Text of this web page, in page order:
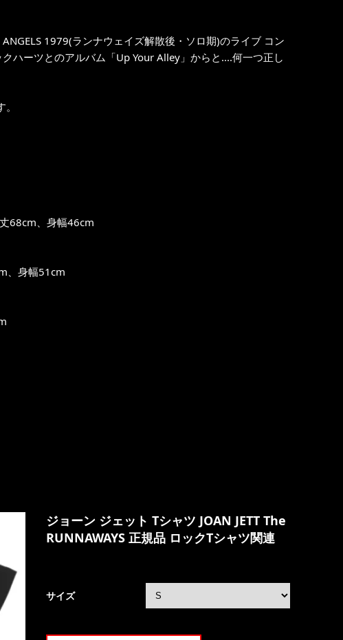
1979(ランナウェイズ解散後・ソロ期)のライブ コン
ハーツとのアルバム「Up Your Alley」からと....何一つ正し
68cm、身幅46cm
、身幅51cm
ジョーン ジェット Tシャツ JOAN JETT The
RUNNAWAYS 正規品 ロックTシャツ関連
サイズ